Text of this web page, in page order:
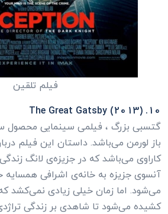
فیلم تلقین
10. The Great Gatsby (2013)
باز لورمن می‌باشد. داستان این فیلم
کاراوی می‌باشد که در جزیزه‌ی لانگ
آنسوی جزیزه به خانه‌ی اشرافی
می‌شود. اما زمان خیلی زیادی
کشیده می‌شود تا شاهدی بر زندگی